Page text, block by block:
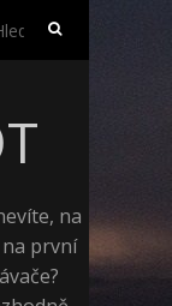
Vyhledávání
na
první